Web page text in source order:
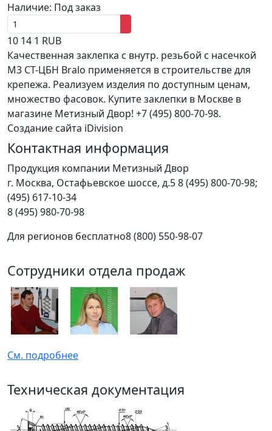
Наличие: Под заказ
10 14 1 RUB
Качественная заклепка с внутр. резьбой с насечкой
М3 СТ-ЦБН Bralo применяется в строительстве для
крепежа. Реализуем изделия по доступным ценам,
множество фасовок. Купите заклепки в Москве в
магазине Метизный Двор! +7 (495) 800-70-98.
Создание сайта iDivision
Контактная информация
Продукция компании Метизный Двор
г. Москва, Остафьевское шоссе, д.58 (495) 800-70-98;
(495) 617-10-34
8 (495) 980-70-98
Для регионов бесплатно8 (800) 550-98-07
Сотрудники отдела продаж
См. подробнее
Техническая документация